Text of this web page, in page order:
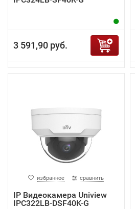
3 591,90 руб.
избранное сравнить
IP Видеокамера Uniview
IPC322LB-DSF40K-G